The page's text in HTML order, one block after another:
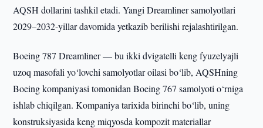
AQSH dollarini tashkil etadi. Yangi Dreamliner samolyotlari
2029–2032-yillar davomida yetkazib berilishi rejalashtirilgan.
Boeing 787 Dreamliner — bu ikki dvigatelli keng fyuzelyajli
uzoq masofali yo‘lovchi samolyotlar oilasi bo‘lib, AQSHning
Boeing kompaniyasi tomonidan Boeing 767 samolyoti o‘rniga
ishlab chiqilgan. Kompaniya tarixida birinchi bo‘lib, uning
konstruksiyasida keng miqyosda kompozit materiallar